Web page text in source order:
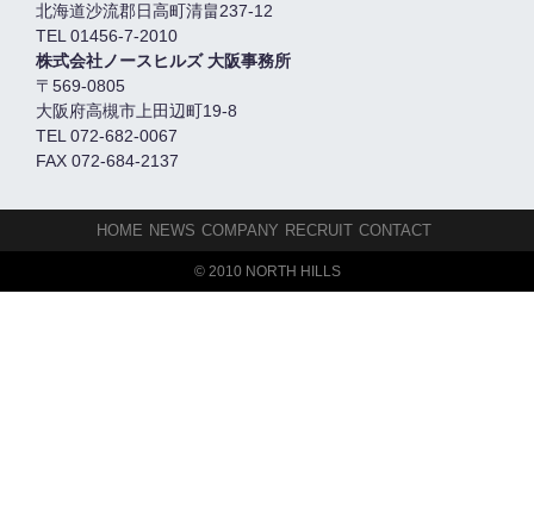
北海道沙流郡日高町清畠237-12
TEL 01456-7-2010
株式会社ノースヒルズ 大阪事務所
〒569-0805
大阪府高槻市上田辺町19-8
TEL 072-682-0067
FAX 072-684-2137
HOME NEWS COMPANY RECRUIT CONTACT
© 2010 NORTH HILLS